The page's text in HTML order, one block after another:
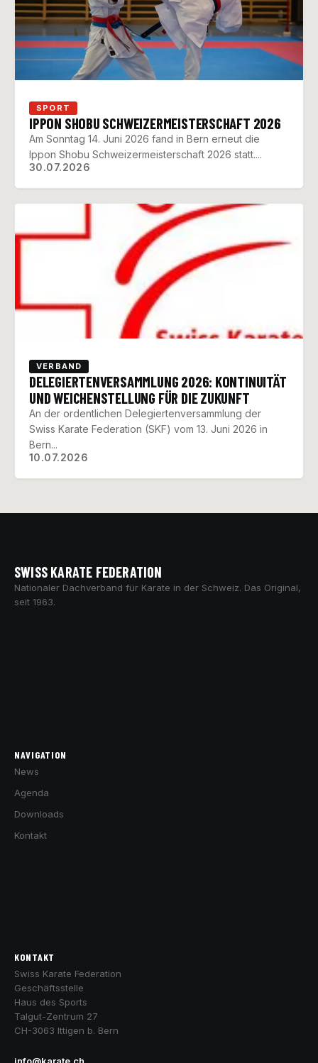
SPORT
30.07.2026
IPPON SHOBU SCHWEIZERMEISTERSCHAFT 2026
Am Sonntag 14. Juni 2026 fand in Bern erneut die
Ippon Shobu Schweizermeisterschaft 2026 statt....
VERBAND
10.07.2026
DELEGIERTENVERSAMMLUNG 2026: KONTINUITÄT
UND WEICHENSTELLUNG FÜR DIE ZUKUNFT
An der ordentlichen Delegiertenversammlung der
Swiss Karate Federation (SKF) vom 13. Juni 2026 in
Bern...
SWISS KARATE FEDERATION
Nationaler Dachverband für Karate in der Schweiz. Das Original,
NAVIGATION
News
Agenda
Downloads
Kontakt
KONTAKT
Swiss Karate Federation
Geschäftsstelle
Haus des Sports
Talgut-Zentrum 27
CH-3063 Ittigen b. Bern
info@karate.ch